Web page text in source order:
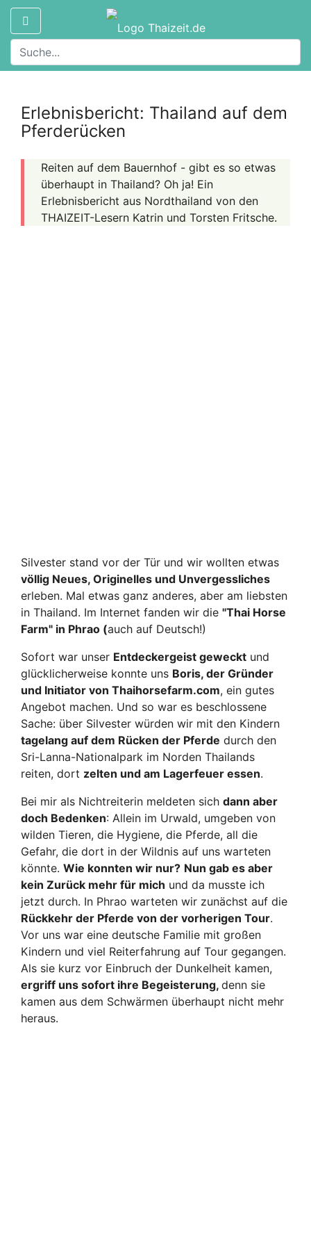
Erlebnisbericht: Thailand auf dem
Pferderücken
Reiten auf dem Bauernhof - gibt es so etwas
überhaupt in Thailand? Oh ja! Ein
Erlebnisbericht aus Nordthailand von den
THAIZEIT-Lesern Katrin und Torsten Fritsche.
Silvester stand vor der Tür und wir wollten etwas
völlig Neues, Originelles und Unvergessliches
erleben. Mal etwas ganz anderes, aber am liebsten
in Thailand. Im Internet fanden wir die "Thai Horse
Farm" in Phrao (auch auf Deutsch!)
Sofort war unser Entdeckergeist geweckt und
glücklicherweise konnte uns Boris, der Gründer
und Initiator von Thaihorsefarm.com, ein gutes
Angebot machen. Und so war es beschlossene
Sache: über Silvester würden wir mit den Kindern
tagelang auf dem Rücken der Pferde durch den
Sri-Lanna-Nationalpark im Norden Thailands
reiten, dort zelten und am Lagerfeuer essen.
Bei mir als Nichtreiterin meldeten sich dann aber
doch Bedenken: Allein im Urwald, umgeben von
wilden Tieren, die Hygiene, die Pferde, all die
Gefahr, die dort in der Wildnis auf uns warteten
könnte. Wie konnten wir nur? Nun gab es aber
kein Zurück mehr für mich und da musste ich
jetzt durch. In Phrao warteten wir zunächst auf die
Rückkehr der Pferde von der vorherigen Tour.
Vor uns war eine deutsche Familie mit großen
Kindern und viel Reiterfahrung auf Tour gegangen.
Als sie kurz vor Einbruch der Dunkelheit kamen,
ergriff uns sofort ihre Begeisterung, denn sie
kamen aus dem Schwärmen überhaupt nicht mehr
heraus.